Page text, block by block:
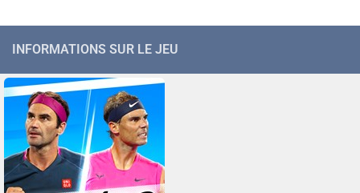
INFORMATIONS SUR LE JEU